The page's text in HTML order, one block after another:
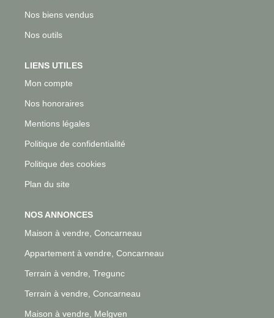
Nos biens vendus
Nos outils
LIENS UTILES
Mon compte
Nos honoraires
Mentions légales
Politique de confidentialité
Politique des cookies
Plan du site
NOS ANNONCES
Maison à vendre, Concarneau
Appartement à vendre, Concarneau
Terrain à vendre, Tregunc
Terrain à vendre, Concarneau
Maison à vendre, Melgven